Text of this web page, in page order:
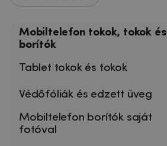
Mobiltelefon tokok, tokok és
borítók
Tablet tokok és tokok
Védőfóliák és edzett üveg
Mobiltelefon borítók saját
fotóval